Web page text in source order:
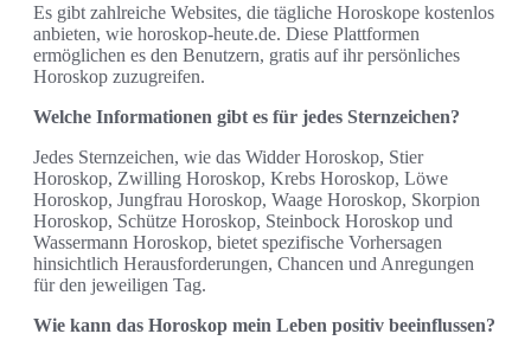
Es gibt zahlreiche Websites, die tägliche Horoskope kostenlos
anbieten, wie horoskop-heute.de. Diese Plattformen
ermöglichen es den Benutzern, gratis auf ihr persönliches
Horoskop zuzugreifen.
Welche Informationen gibt es für jedes Sternzeichen?
Jedes Sternzeichen, wie das Widder Horoskop, Stier
Horoskop, Zwilling Horoskop, Krebs Horoskop, Löwe
Horoskop, Jungfrau Horoskop, Waage Horoskop, Skorpion
Horoskop, Schütze Horoskop, Steinbock Horoskop und
Wassermann Horoskop, bietet spezifische Vorhersagen
hinsichtlich Herausforderungen, Chancen und Anregungen
für den jeweiligen Tag.
Wie kann das Horoskop mein Leben positiv beeinflussen?